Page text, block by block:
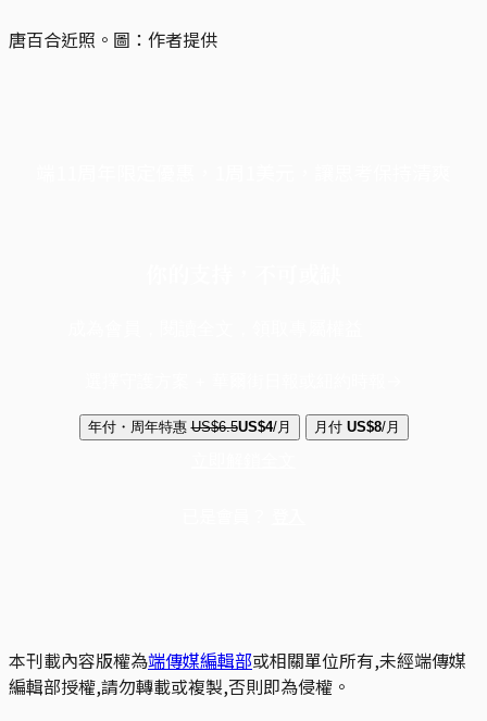
唐百合近照。圖：作者提供
年付・周年特惠 US$6.5US$4/月 月付 US$8/月
本刊載內容版權為端傳媒編輯部或相關單位所有,未經端傳媒
編輯部授權,請勿轉載或複製,否則即為侵權。